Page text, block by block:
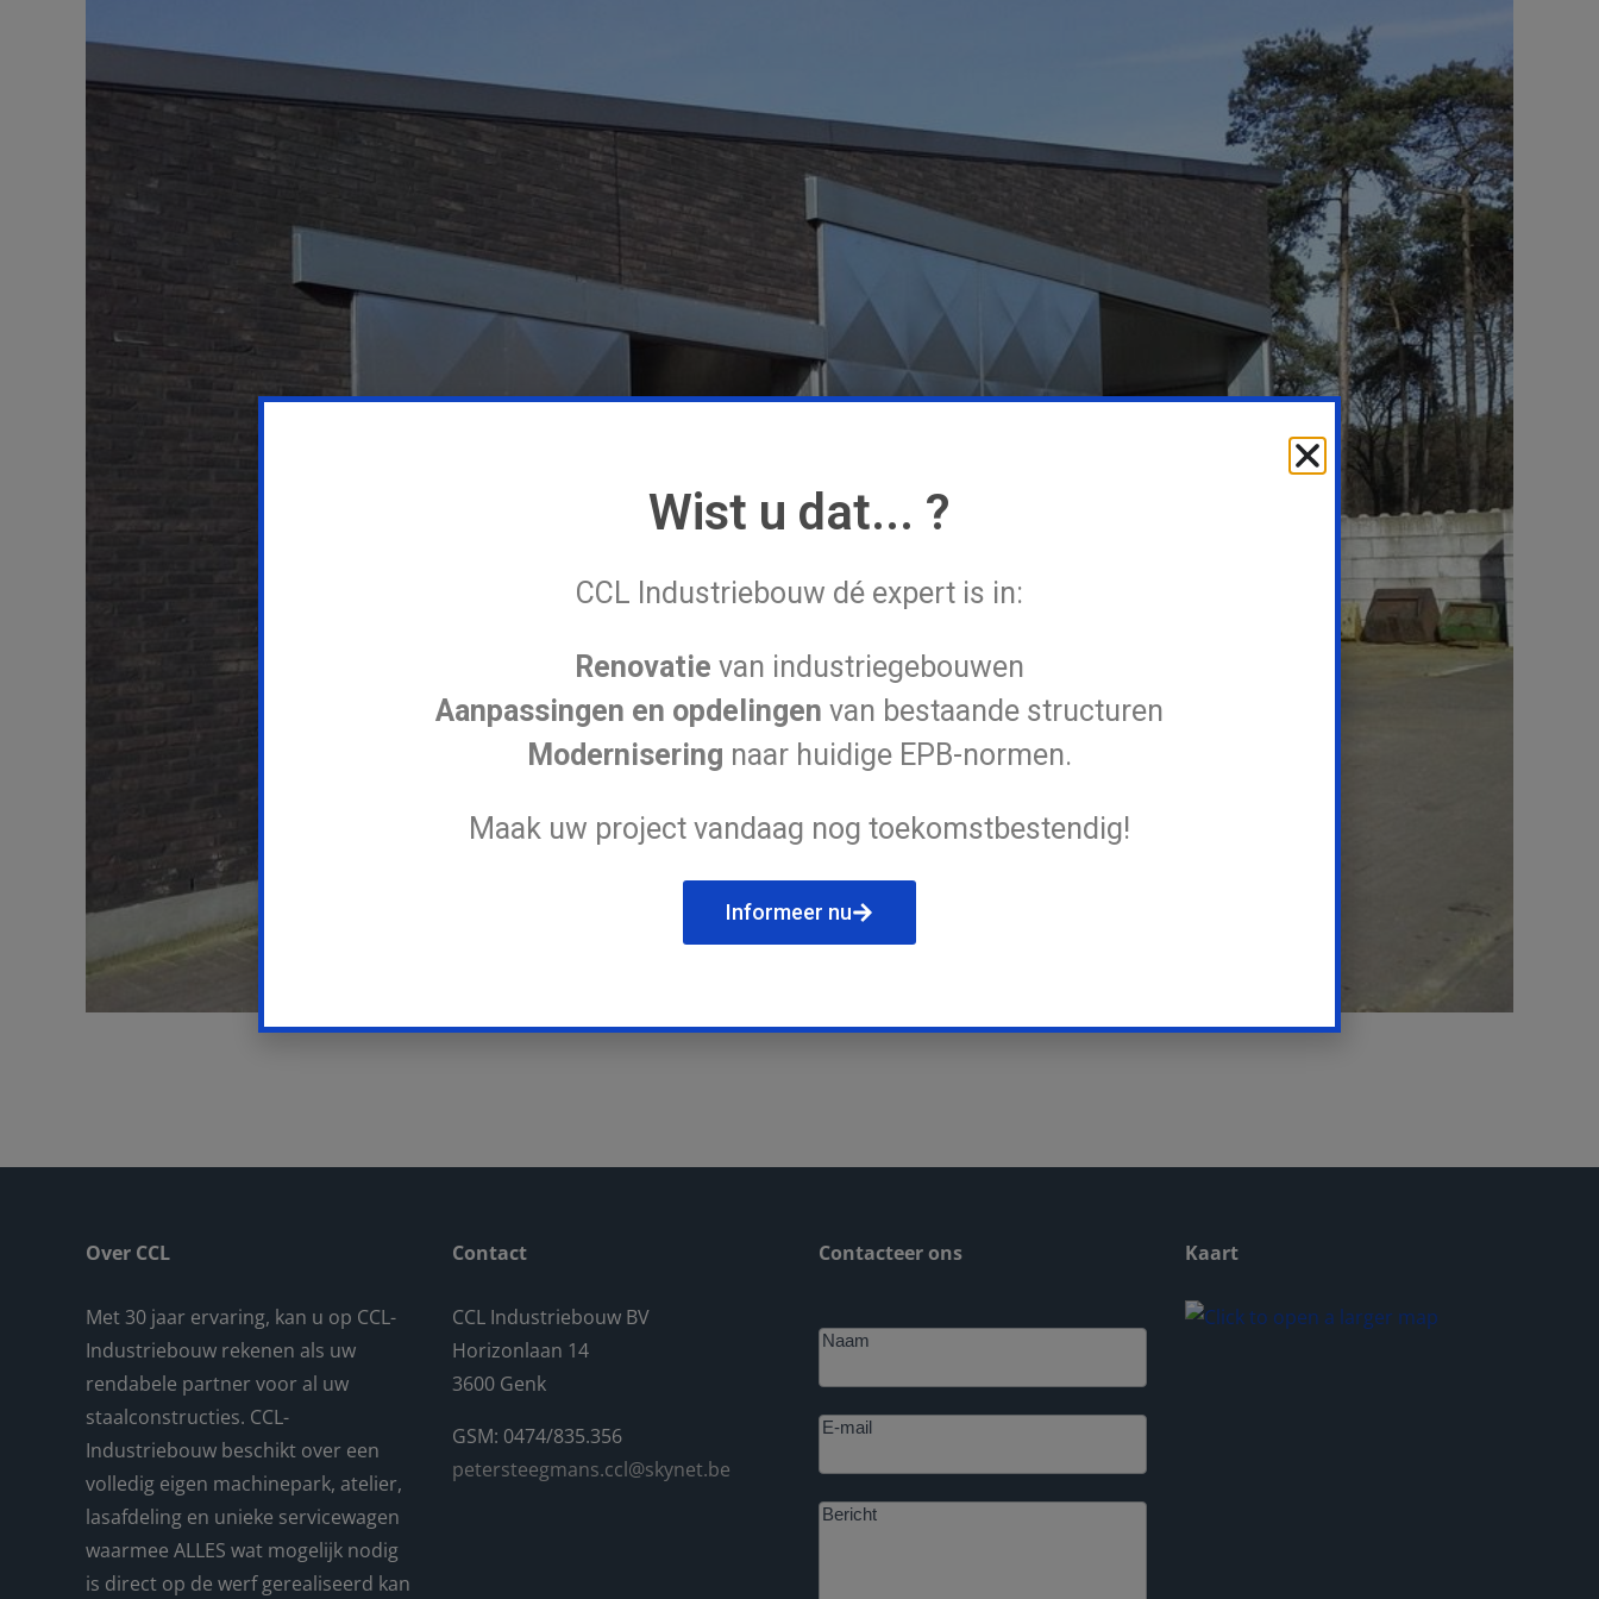
Over CCL
Met 30 jaar ervaring, kan u op CCL-
Industriebouw rekenen als uw
rendabele partner voor al uw
staalconstructies. CCL-
Industriebouw beschikt over een
volledig eigen machinepark, atelier,
lasafdeling en unieke servicewagen
waarmee ALLES wat mogelijk nodig
is direct op de werf gerealiseerd kan
Contact
CCL Industriebouw BV
Horizonlaan 14
3600 Genk
GSM: 0474/835.356
petersteegmans.ccl@skynet.be
Contacteer ons
Naam
E-mail
Bericht
Kaart
Wist u dat... ?
CCL Industriebouw dé expert is in:
Renovatie van industriegebouwen
Aanpassingen en opdelingen van bestaande structuren
Modernisering naar huidige EPB-normen.
Maak uw project vandaag nog toekomstbestendig!
Informeer nu